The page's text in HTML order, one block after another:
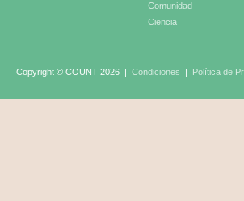
Comunidad
Ciencia
Copyright © COUNT 2026 | Condiciones | Política de